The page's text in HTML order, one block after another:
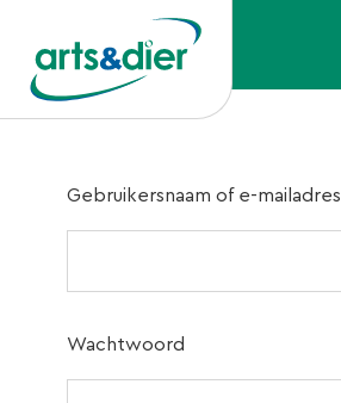
Gebruikersnaam of e-mailadres
Wachtwoord